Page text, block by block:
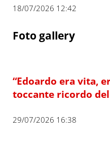
18/07/2026 12:42
Foto gallery
“Edoardo era vita,
toccante ricordo
29/07/2026 16:38